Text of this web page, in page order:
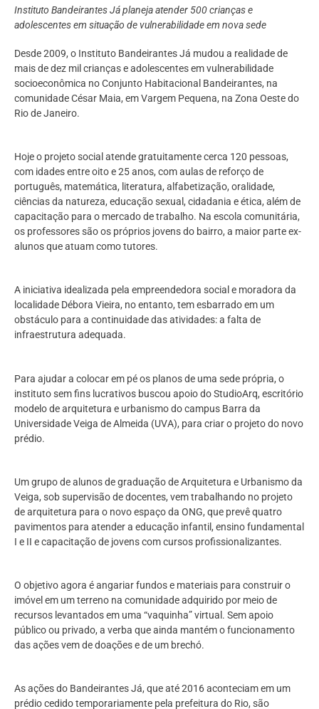
Instituto Bandeirantes Já planeja atender 500 crianças e
adolescentes em situação de vulnerabilidade em nova sede
Desde 2009, o Instituto Bandeirantes Já mudou a realidade de
mais de dez mil crianças e adolescentes em vulnerabilidade
socioeconômica no Conjunto Habitacional Bandeirantes, na
comunidade César Maia, em Vargem Pequena, na Zona Oeste do
Rio de Janeiro.
Hoje o projeto social atende gratuitamente cerca 120 pessoas,
com idades entre oito e 25 anos, com aulas de reforço de
português, matemática, literatura, alfabetização, oralidade,
ciências da natureza, educação sexual, cidadania e ética, além de
capacitação para o mercado de trabalho. Na escola comunitária,
os professores são os próprios jovens do bairro, a maior parte ex-
alunos que atuam como tutores.
A iniciativa idealizada pela empreendedora social e moradora da
localidade Débora Vieira, no entanto, tem esbarrado em um
obstáculo para a continuidade das atividades: a falta de
infraestrutura adequada.
Para ajudar a colocar em pé os planos de uma sede própria, o
instituto sem fins lucrativos buscou apoio do StudioArq, escritório
modelo de arquitetura e urbanismo do campus Barra da
Universidade Veiga de Almeida (UVA), para criar o projeto do novo
prédio.
Um grupo de alunos de graduação de Arquitetura e Urbanismo da
Veiga, sob supervisão de docentes, vem trabalhando no projeto
de arquitetura para o novo espaço da ONG, que prevê quatro
pavimentos para atender a educação infantil, ensino fundamental
I e II e capacitação de jovens com cursos profissionalizantes.
O objetivo agora é angariar fundos e materiais para construir o
imóvel em um terreno na comunidade adquirido por meio de
recursos levantados em uma “vaquinha” virtual. Sem apoio
público ou privado, a verba que ainda mantém o funcionamento
das ações vem de doações e de um brechó.
As ações do Bandeirantes Já, que até 2016 aconteciam em um
prédio cedido temporariamente pela prefeitura do Rio, são